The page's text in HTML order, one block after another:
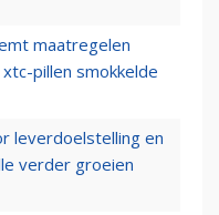
maatregelen
pillen smokkelde
leverdoelstelling en
verder groeien